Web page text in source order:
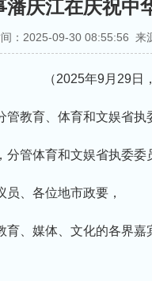
庆江在庆祝中
：2025-09-30 08:55:56 来
（2025年9月29日
教育、体育和文娱省执
管体育和文娱省执委委
、各位地市政要，
、媒体、文化的各界嘉